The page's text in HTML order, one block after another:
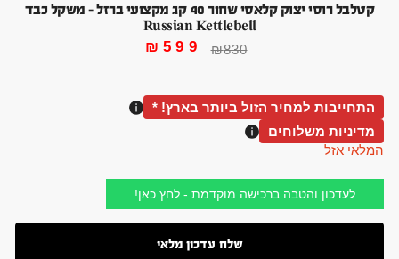
קטלבל רוסי יצוק קלאסי שחור 40 קג מקצועי ברזל – משקל כבד
Russian Kettlebell
₪830
₪ 599
התחייבות למחיר הזול ביותר בארץ! *
מדיניות משלוחים
המלאי אזל
לעדכון והטבה ברכישה מוקדמת - לחץ כאן!